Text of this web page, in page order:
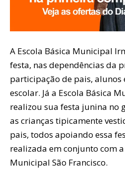
A Escola Básica Municipal
festa, nas dependências da
participação de pais,
escolar. Já a Escola Básica
realizou sua festa junina no
as crianças tipicamente
pais, todos apoiando essa
realizada em conjunto com a
Municipal São Francisco.